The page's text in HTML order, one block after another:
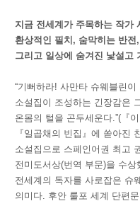
지금 전세계가 주목하는 작가
환상적인 필치, 숨막히는 반전,
그리고 일상에 숨겨진 낯설고
“기뻐하라! 사만타 슈웨블린
소설집이 조성하는 긴장감은
온몸의 털을 곤두세운다.”(『
『일곱채의 빈집』에 쏟아진
소설집으로 스페인어권 최고
전미도서상(번역 부문)을 수
전세계의 독자를 사로잡은 슈
의미다. 후안 룰포 세계 단편